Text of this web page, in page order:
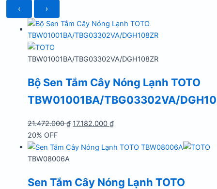
‹ ›
TBW01001BA/TBG03302VA/DGH108ZR
Bộ Sen Tắm Cây Nóng Lạnh TOTO
TBW01001BA/TBG03302VA/
21.472.000₫ Giá
là:
17.182.000₫Giá
tại
20% OFF
TBW08006A
Sen Tắm Cây Nóng Lạnh TOTO